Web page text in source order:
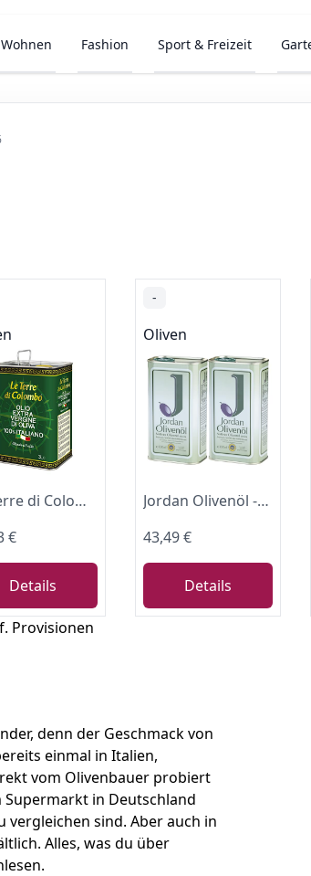
Fashion Sport & Freizeit
Le Terre di Colombo – 100 % Italienisches Natives Olivenöl Extra, Dose, 3 l
€
Details
-
Oliven
Jordan Olivenöl - Natives Olivenöl Extra von der griechischen Insel Lesbos-traditionelle Handernte -Kaltextraktion am Tag der Ernte -Kanister im traditionellen Retro-Design mit Ausgießer,1l (2er Pack)
43,49 €
Details
Provisionen
denn der Geschmack von
einmal in Italien,
vom Olivenbauer probiert
in Deutschland
sind. Aber auch in
Alles, was du über